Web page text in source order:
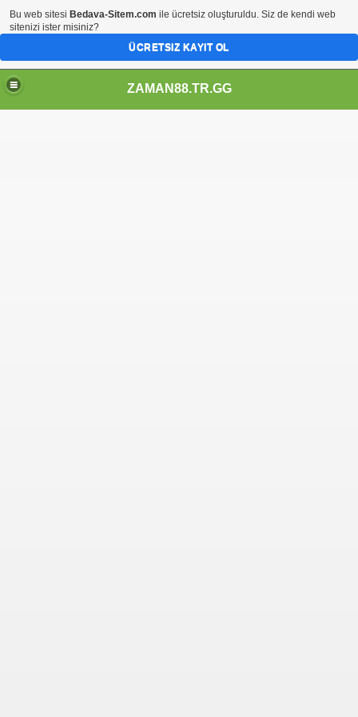
ZAMAN88.TR.GG
Bu web sitesi Bedava-Sitem.com ile ücretsiz oluşturuldu. Siz de kendi web
sitenizi ister misiniz?
ÜCRETSIZ KAYIT OL